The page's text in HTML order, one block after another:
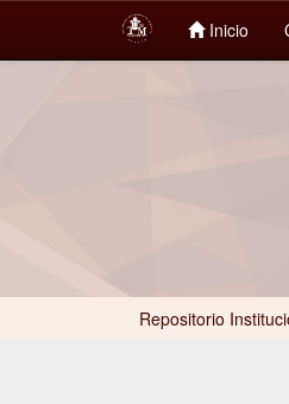
Inicio
Repositorio